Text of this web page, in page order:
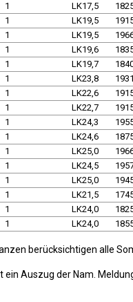
1 LK17,5
1 LK19,5
1 LK19,5
1 LK19,6
1 LK19,7
1 LK23,8
1 LK22,6
1 LK22,7
1 LK24,3
1 LK24,6
1 LK25,0
1 LK24,5
1 LK25,0
1 LK21,5
1 LK24,0
1 LK24,0
berücksichtigen alle
ein Auszug der Nam.